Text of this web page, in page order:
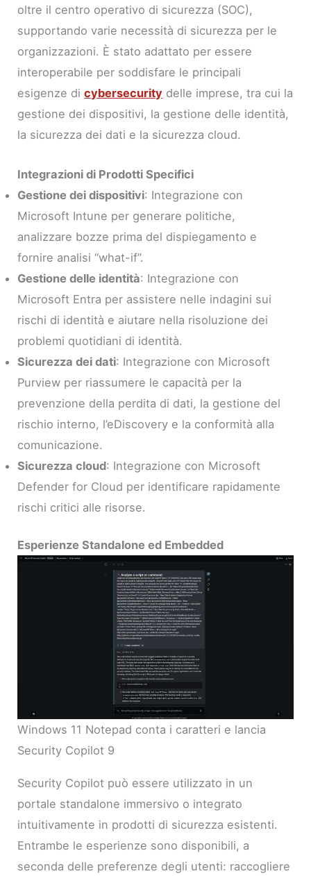
oltre il centro operativo di sicurezza (SOC),
supportando varie necessità di sicurezza per le
organizzazioni. È stato adattato per essere
interoperabile per soddisfare le principali
esigenze dicybersecurity delle imprese, tra cui la
gestione dei dispositivi, la gestione delle identità,
la sicurezza dei dati e la sicurezza cloud.
Integrazioni di Prodotti Specifici
Gestione dei dispositivi: Integrazione con
Microsoft Intune per generare politiche,
analizzare bozze prima del dispiegamento e
fornire analisi “what-if”.
Gestione delle identità: Integrazione con
Microsoft Entra per assistere nelle indagini sui
rischi di identità e aiutare nella risoluzione dei
problemi quotidiani di identità.
Sicurezza dei dati: Integrazione con Microsoft
Purview per riassumere le capacità per la
prevenzione della perdita di dati, la gestione del
rischio interno, l’eDiscovery e la conformità alla
comunicazione.
Sicurezza cloud: Integrazione con Microsoft
Defender for Cloud per identificare rapidamente
rischi critici alle risorse.
Esperienze Standalone ed Embedded
Windows 11 Notepad conta i caratteri e lancia
Security Copilot 9
Security Copilot può essere utilizzato in un
portale standalone immersivo o integrato
intuitivamente in prodotti di sicurezza esistenti.
Entrambe le esperienze sono disponibili, a
seconda delle preferenze degli utenti: raccogliere